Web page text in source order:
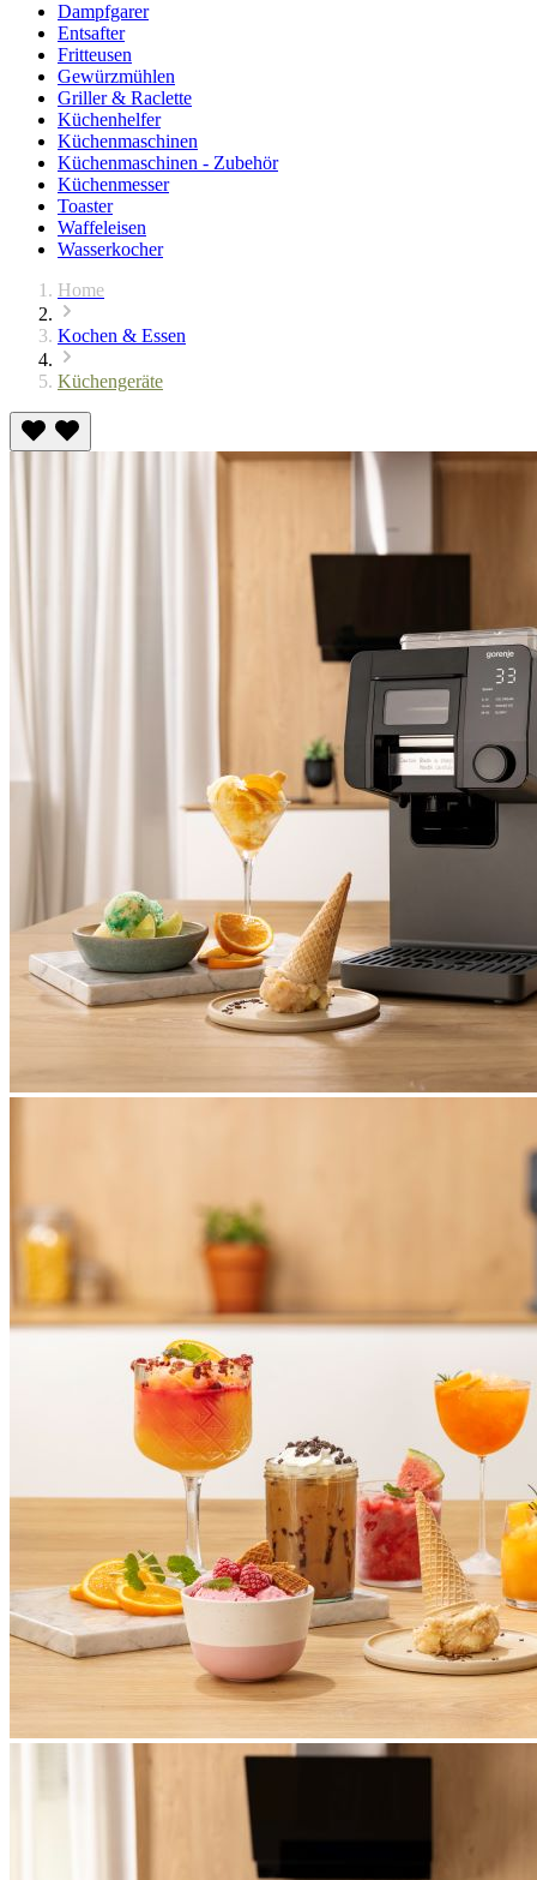
Dampfgarer
Entsafter
Fritteusen
Gewürzmühlen
Griller & Raclette
Küchenhelfer
Küchenmaschinen
Küchenmaschinen - Zubehör
Küchenmesser
Toaster
Waffeleisen
Wasserkocher
Home
Kochen & Essen
Küchengeräte